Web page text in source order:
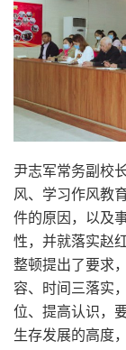
尹志军常务副校
风、学习作风教
件的原因，以及
性，并就落实赵
整顿提出了要求
容、时间三落实
位、提高认识，
生存发展的高度